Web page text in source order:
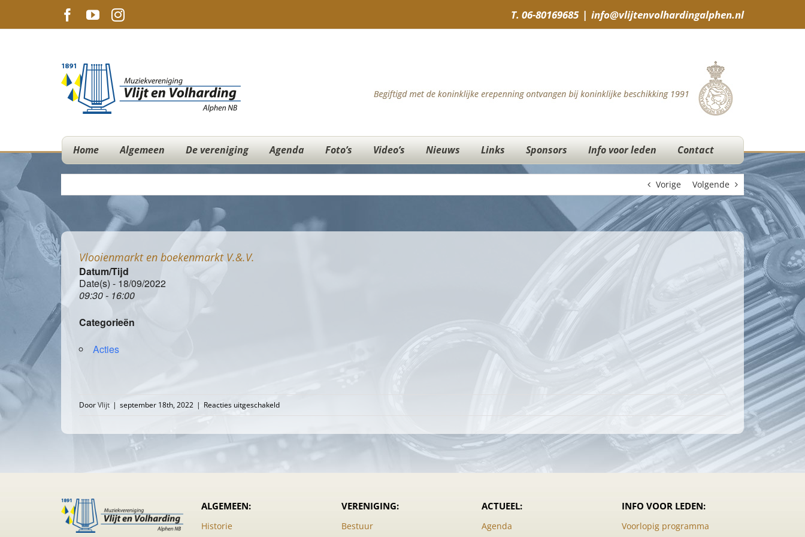
Facebook
YouTubeInstagram T. 06-80169685 | info@vlijtenvolhardingalphen.nl
Home Algemeen De vereniging Agenda Foto’s Video’s Nieuws Links Sponsors Info voor leden Contact
Vorige Volgende
Vlooienmarkt en boekenmarkt V.&.V.
Datum/Tijd
Date(s) - 18/09/2022
09:30 - 16:00
Categorieën
Acties
DoorVlijt | september 18th, 2022 | Reacties uitgeschakeldvoor
en
V.&.V.
ALGEMEEN:
Historie
VERENIGING:
Bestuur
ACTUEEL:
Agenda
INFO VOOR LEDEN:
Voorlopig programma